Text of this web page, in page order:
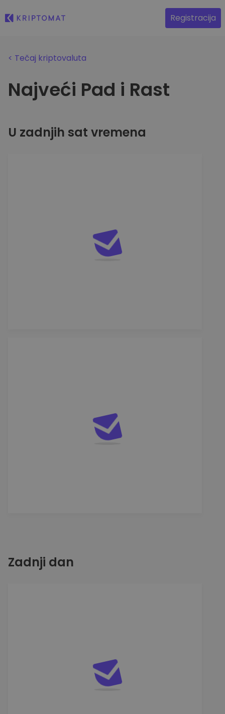
Registracija
Registracija
< Tečaj kriptovaluta
Najveći Pad i Rast
U zadnjih sat vremena
Zadnji dan